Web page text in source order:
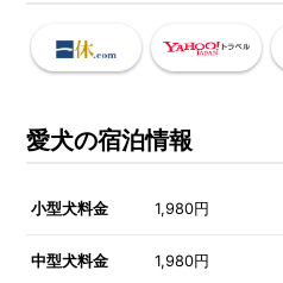
愛犬の宿泊情報
小型犬料金 1,980円
中型犬料金 1,980円